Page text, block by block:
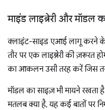
माइंड लाइब्रेरी और मॉडल
क्लाइंट-साइड एआई लागू
तौर पर एक लाइब्रेरी की ज़रूरत
का आकलन उसी तरह करें जिस
मॉडल का साइज़ भी मायने
मतलब क्या है, यह कई बातों पर